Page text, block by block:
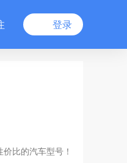
登录
比的汽车型号！